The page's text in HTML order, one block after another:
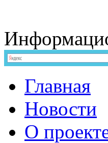
Главная
Новости
О